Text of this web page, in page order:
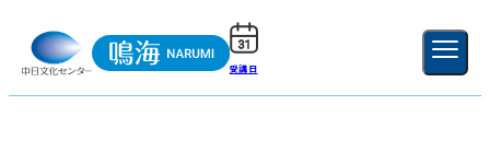
受講日 新規登録